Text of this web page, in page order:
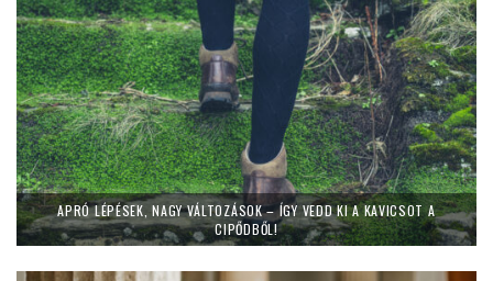
APRÓ LÉPÉSEK, NAGY VÁLTOZÁSOK – ÍGY VEDD KI A KAVICSOT A
CIPŐDBŐL!